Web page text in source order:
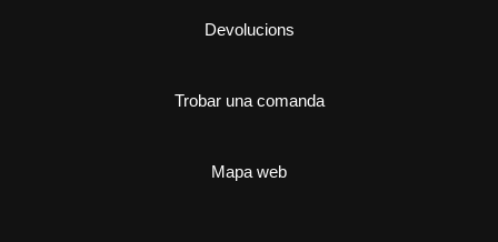
Devolucions
Trobar una comanda
Mapa web